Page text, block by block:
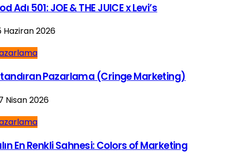
Adı 501: JOE & THE JUICE x Levi’s
Haziran 2026
Pazarlama (Cringe Marketing)
Nisan 2026
En Renkli Sahnesi: Colors of Marketing